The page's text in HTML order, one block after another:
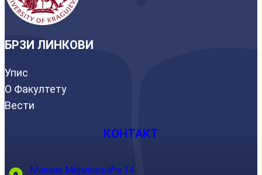
БРЗИ ЛИНКОВИ
Упис
О Факултету
Вести
КОНТАКТ
Милана Мијалковића 14